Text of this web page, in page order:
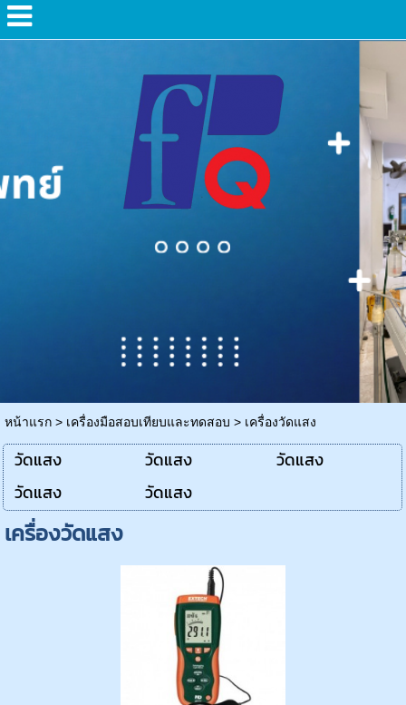
หน้าแรก> เครื่องมือสอบเทียบและทดสอบ > เครื่องวัดแสง
วัดแสง วัดแสง
วัดแสง
วัดแสง
วัดแสง
เครื่องวัดแสง